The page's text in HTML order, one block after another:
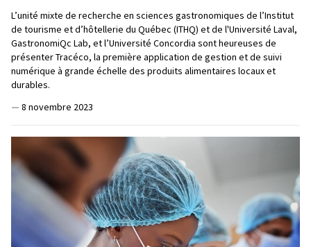
L’unité mixte de recherche en sciences gastronomiques de l’Institut
de tourisme et d’hôtellerie du Québec (ITHQ) et de l'Université Laval,
GastronomiQc Lab, et l’Université Concordia sont heureuses de
présenter Tracéco, la première application de gestion et de suivi
numérique à grande échelle des produits alimentaires locaux et
durables.
— 8 novembre 2023